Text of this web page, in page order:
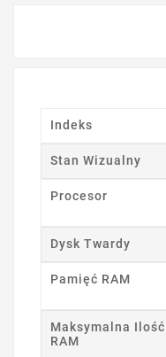
Indeks
Stan Wizualny
Procesor
Dysk Twardy
Pamięć RAM
Maksymalna Ilość
RAM